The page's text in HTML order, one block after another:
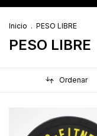
Inicio . PESO LIBRE
PESO LIBRE
Ordenar